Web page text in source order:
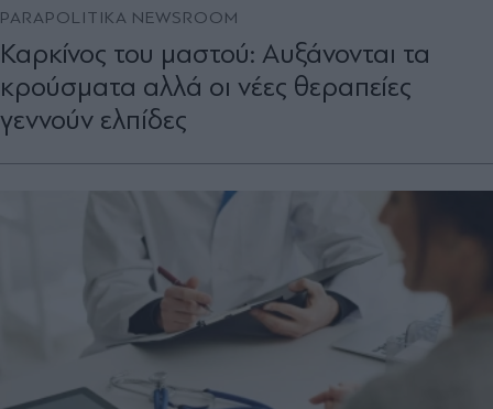
PARAPOLITIKA NEWSROOM
Καρκίνος του μαστού: Αυξάνονται τα
κρούσματα αλλά οι νέες θεραπείες
γεννούν ελπίδες